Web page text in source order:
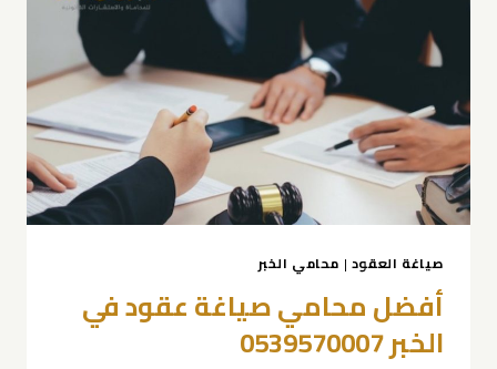
صياغة العقود | محامي الخبر
أفضل محامي صياغة عقود في
الخبر 0539570007